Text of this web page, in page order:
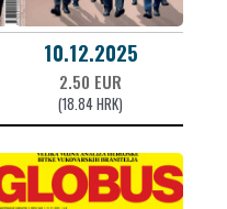
10.12.2025
2.50 EUR
(18.84 HRK)